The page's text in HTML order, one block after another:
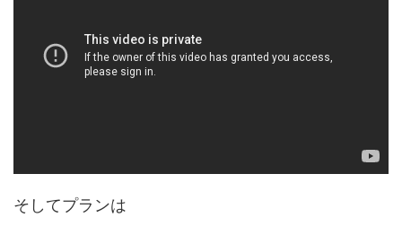
そしてプランは